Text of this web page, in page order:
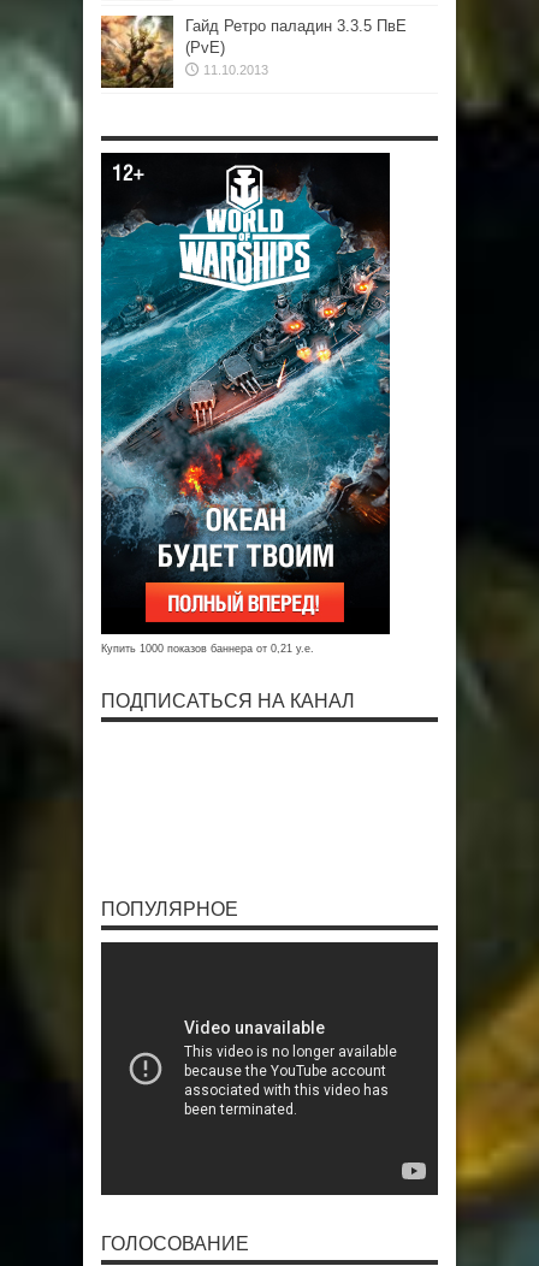
Гайд Ретро паладин 3.3.5 ПвЕ
(PvE)
11.10.2013
Купить 1000 показов баннера от 0,21 у.е.
ПОДПИСАТЬСЯ НА КАНАЛ
ПОПУЛЯРНОЕ
ГОЛОСОВАНИЕ